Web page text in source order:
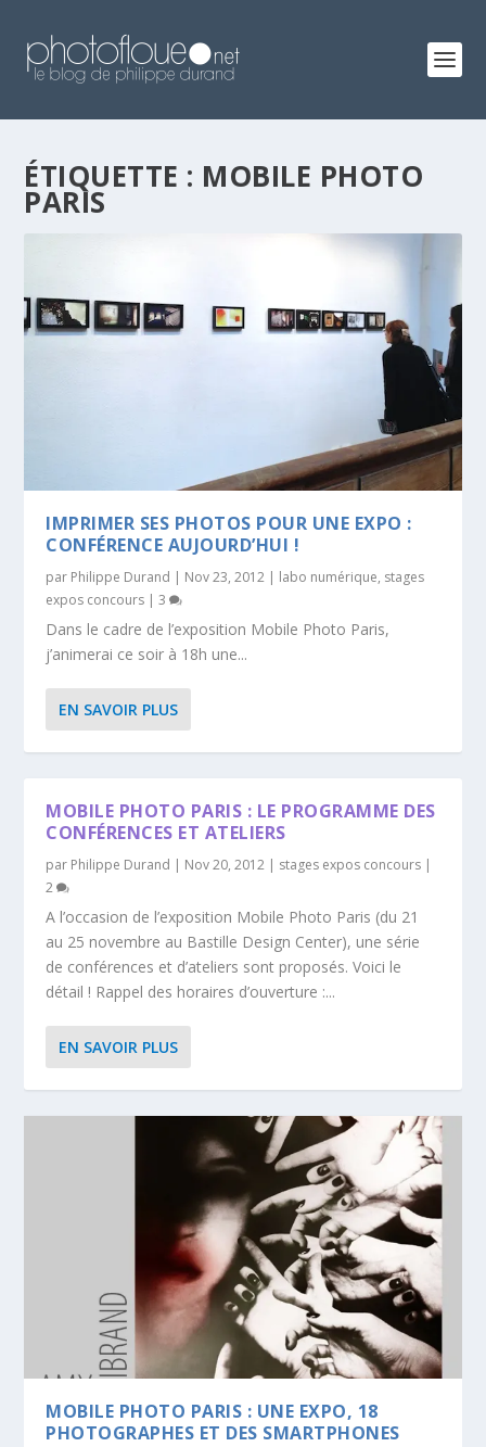
ÉTIQUETTE : MOBILE PHOTO
PARIS
IMPRIMER SES PHOTOS POUR UNE EXPO :
CONFÉRENCE AUJOURD’HUI !
par Philippe Durand | Nov 23, 2012 | labo numérique, stages
expos concours |3
Dans le cadre de l’exposition Mobile Photo Paris,
j’animerai ce soir à 18h une...
EN SAVOIR PLUS
MOBILE PHOTO PARIS : LE PROGRAMME DES
CONFÉRENCES ET ATELIERS
par Philippe Durand | Nov 20, 2012 | stages expos concours |
2
A l’occasion de l’exposition Mobile Photo Paris (du 21
au 25 novembre au Bastille Design Center), une série
de conférences et d’ateliers sont proposés. Voici le
détail ! Rappel des horaires d’ouverture :...
EN SAVOIR PLUS
MOBILE PHOTO PARIS : UNE EXPO, 18
PHOTOGRAPHES ET DES SMARTPHONES